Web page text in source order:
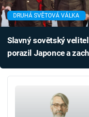
DRUHÁ SVĚTOVÁ VÁLKA
Slavný sovětský
porazil Japonce a